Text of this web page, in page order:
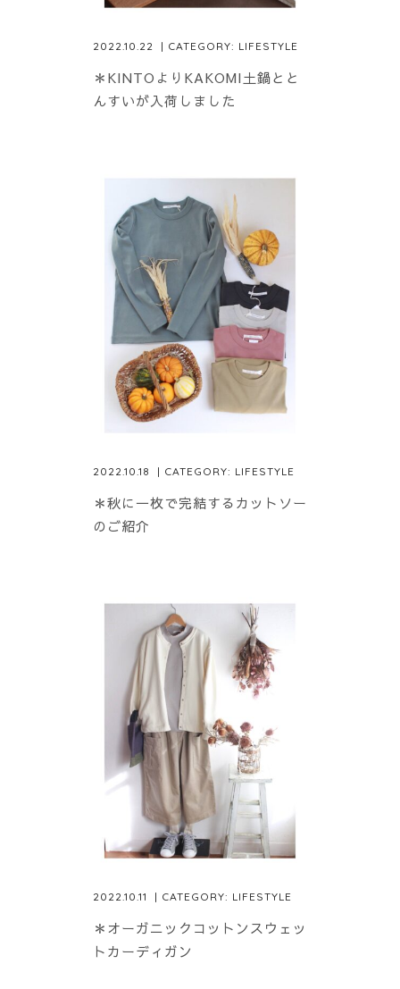
2022.10.22 | CATEGORY: LIFESTYLE
＊KINTOよりKAKOMI土鍋とと
んすいが入荷しました
2022.10.18 | CATEGORY: LIFESTYLE
＊秋に一枚で完結するカットソー
のご紹介
2022.10.11 | CATEGORY: LIFESTYLE
＊オーガニックコットンスウェッ
トカーディガン